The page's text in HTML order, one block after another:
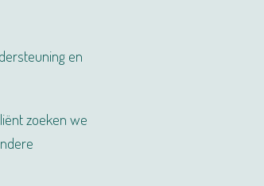
en
zoeken we